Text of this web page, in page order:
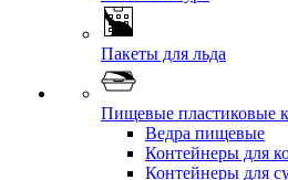
Пакеты для льда
Пищевые пластиковые
Ведра пищевые
Контейнеры для
Контейнеры для